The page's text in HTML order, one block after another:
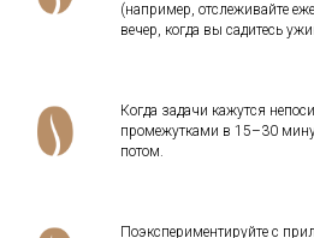
(например, отслеживайте
вечер, когда вы садитесь
Когда задачи кажутся
промежутками в 15–30
потом.
Поэкспериментируйте с